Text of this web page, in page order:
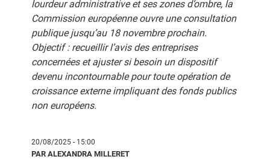
lourdeur administrative et ses zones d’ombre, la
Commission européenne ouvre une consultation
publique jusqu’au 18 novembre prochain.
Objectif : recueillir l’avis des entreprises
concernées et ajuster si besoin un dispositif
devenu incontournable pour toute opération de
croissance externe impliquant des fonds publics
non européens.
20/08/2025 - 15:00
PAR ALEXANDRA MILLERET